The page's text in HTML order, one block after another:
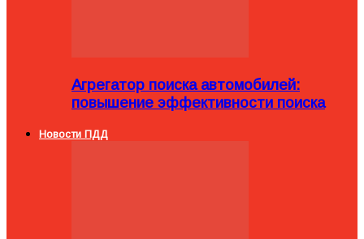
Агрегатор поиска автомобилей:
повышение эффективности поиска
Новости ПДД